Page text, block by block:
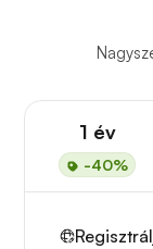
1 év
-40%